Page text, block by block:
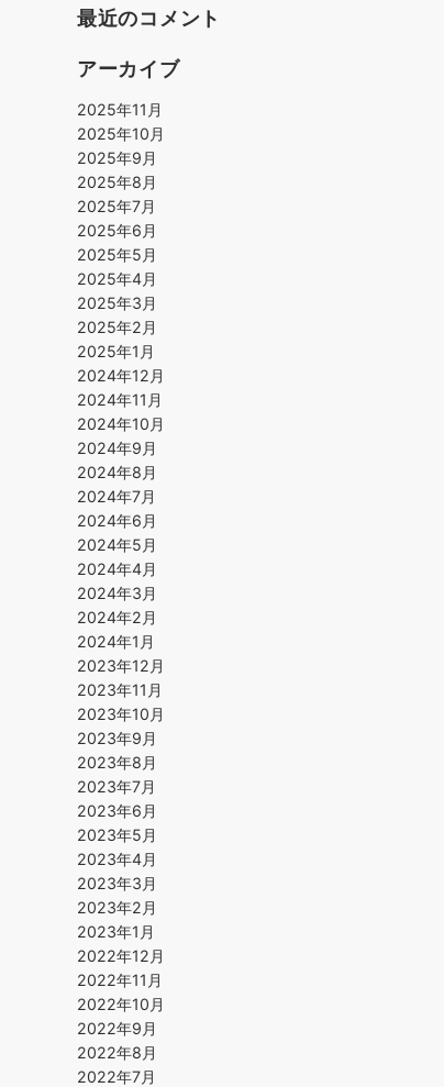
最近のコメント
アーカイブ
2025年11月
2025年10月
2025年9月
2025年8月
2025年7月
2025年6月
2025年5月
2025年4月
2025年3月
2025年2月
2025年1月
2024年12月
2024年11月
2024年10月
2024年9月
2024年8月
2024年7月
2024年6月
2024年5月
2024年4月
2024年3月
2024年2月
2024年1月
2023年12月
2023年11月
2023年10月
2023年9月
2023年8月
2023年7月
2023年6月
2023年5月
2023年4月
2023年3月
2023年2月
2023年1月
2022年12月
2022年11月
2022年10月
2022年9月
2022年8月
2022年7月